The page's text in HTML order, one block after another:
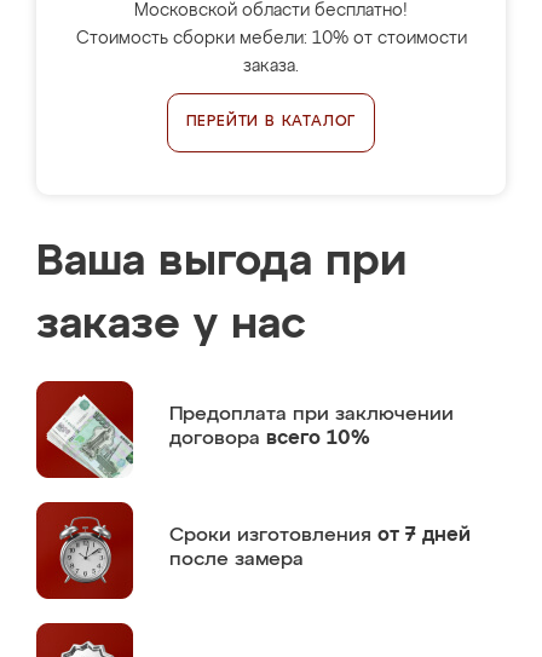
Московской области бесплатно!
Стоимость сборки мебели: 10% от стоимости
заказа.
ПЕРЕЙТИ В КАТАЛОГ
Ваша выгода при
заказе у нас
Предоплата при заключении
договора всего 10%
Сроки изготовления от 7 дней
после замера